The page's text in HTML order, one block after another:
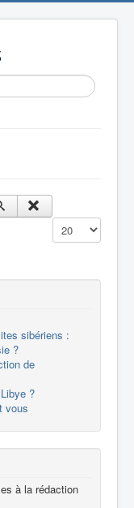
Affichage #
sibériens :
?
de
?
vous
à la rédaction